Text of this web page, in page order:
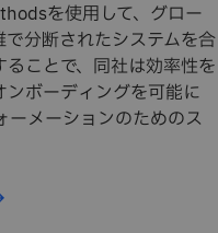
を使用して、グロー
分断されたシステムを合
ことで、同社は効率性を
ボーディングを可能に
ーメーションのためのス